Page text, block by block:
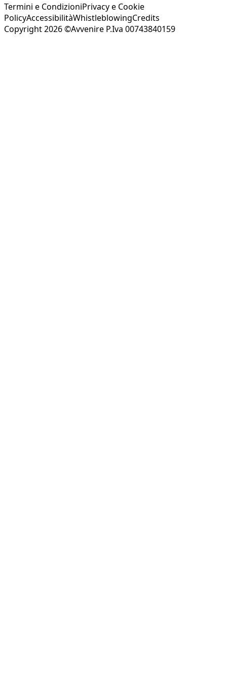
Termini e CondizioniPrivacy e Cookie
PolicyAccessibilitàWhistleblowingCredits
Copyright 2026 ©Avvenire P.Iva 00743840159